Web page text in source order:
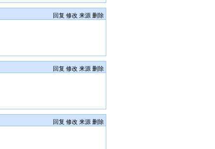
回复 修改 来源 删除
回复 修改 来源 删除
回复 修改 来源 删除